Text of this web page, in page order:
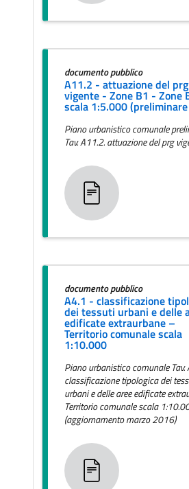
documento pubblico
A11.2 - attuazione del prg
vigente - Zone B1 - Zone
scala 1:5.000
Piano urbanistico comunale
Tav. A11.2. attuazione del prg
documento pubblico
A4.1 - classificazione
dei tessuti urbani e delle
edificate extraurbane –
Territorio comunale scala
1:10.000
Piano urbanistico comunale Tav.
classificazione tipologica dei
urbani e delle aree edificate
Territorio comunale scala
(aggiornamento marzo 2016)